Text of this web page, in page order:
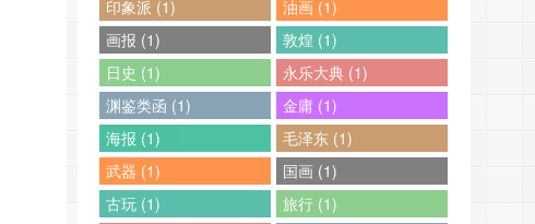
印象派 (1)
油画 (1)
画报 (1)
敦煌 (1)
日史 (1)
永乐大典 (1)
渊鉴类函 (1)
金庸 (1)
海报 (1)
毛泽东 (1)
武器 (1)
国画 (1)
古玩 (1)
旅行 (1)